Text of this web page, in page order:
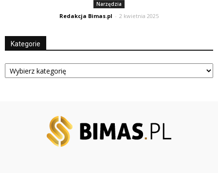
Narzędzia
Redakcja Bimas.pl - 2 kwietnia 2025
Kategorie
Kategorie